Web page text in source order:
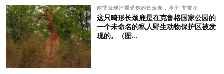
南非发现严重受伤的长颈鹿，脖子“非常扭
这只畸形长颈鹿是在克鲁格国家公园的
一个未命名的私人野生动物保护区被发
现的。（图...